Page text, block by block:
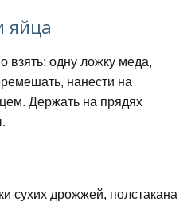
яйца
взять: одну ложку меда,
нанести на
Держать на прядях
сухих дрожжей, полстакана